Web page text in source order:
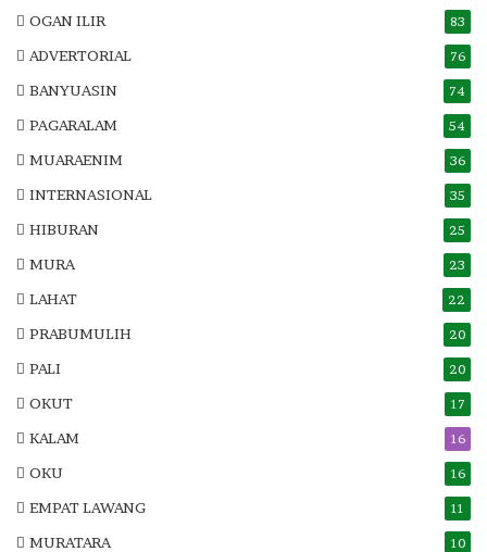
OGAN ILIR 83
ADVERTORIAL 76
BANYUASIN 74
PAGARALAM 54
MUARAENIM 36
INTERNASIONAL 35
HIBURAN 25
MURA 23
LAHAT 22
PRABUMULIH 20
PALI 20
OKUT 17
KALAM 16
OKU 16
EMPAT LAWANG 11
MURATARA 10